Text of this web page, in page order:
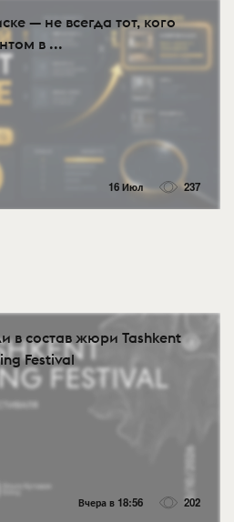
— не всегда тот, кого
в ...
16 Июл 237
в состав жюри Tashkent
Festival
Вчера в 18:56 202